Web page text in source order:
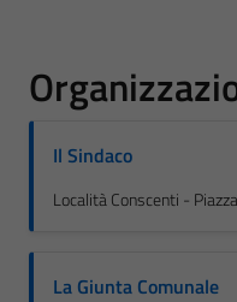
Il Sindaco
Località Conscenti -
La Giunta Comunale